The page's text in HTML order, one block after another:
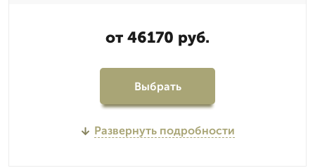
от 46170 руб.
Выбрать
Развернуть подробности